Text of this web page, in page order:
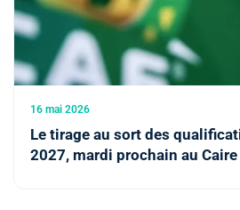
16 mai 2026
Le tirage au sort des
2027, mardi prochain au Caire